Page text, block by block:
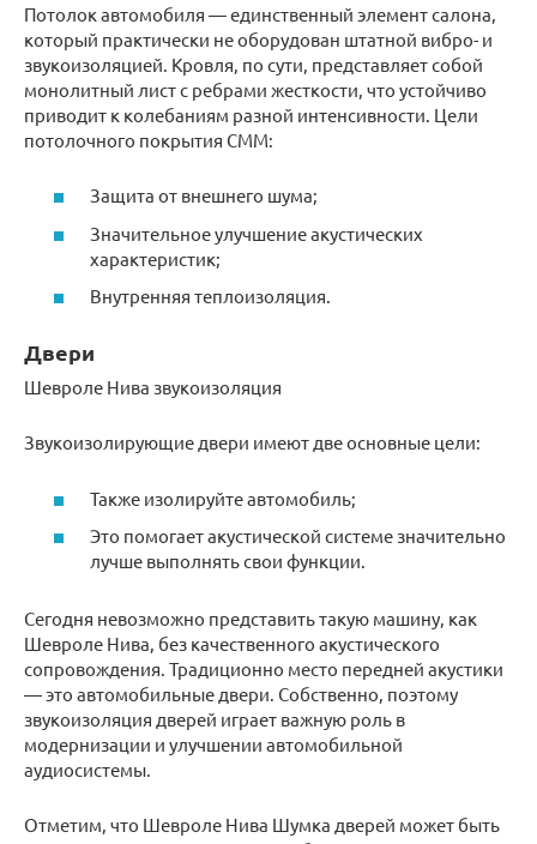
Потолок автомобиля — единственный элемент салона,
который практически не оборудован штатной вибро- и
звукоизоляцией. Кровля, по сути, представляет собой
монолитный лист с ребрами жесткости, что устойчиво
приводит к колебаниям разной интенсивности. Цели
потолочного покрытия CMM:
Защита от внешнего шума;
Значительное улучшение акустических
характеристик;
Внутренняя теплоизоляция.
Двери
Шевроле Нива звукоизоляция
Звукоизолирующие двери имеют две основные цели:
Также изолируйте автомобиль;
Это помогает акустической системе значительно
лучше выполнять свои функции.
Сегодня невозможно представить такую ​​машину, как
Шевроле Нива, без качественного акустического
сопровождения. Традиционно место передней акустики
— это автомобильные двери. Собственно, поэтому
звукоизоляция дверей играет важную роль в
модернизации и улучшении автомобильной
аудиосистемы.
Отметим, что Шевроле Нива Шумка дверей может быть